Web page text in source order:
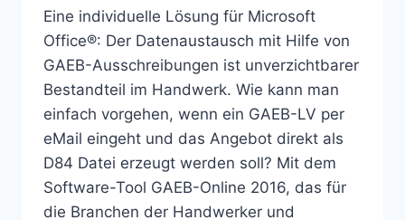
ERSTELLEN!
Eine individuelle Lösung für Microsoft
Office®: Der Datenaustausch mit Hilfe von
GAEB-Ausschreibungen ist unverzichtbarer
Bestandteil im Handwerk. Wie kann man
einfach vorgehen, wenn ein GAEB-LV per
eMail eingeht und das Angebot direkt als
D84 Datei erzeugt werden soll? Mit dem
Software-Tool GAEB-Online 2016, das für
die Branchen der Handwerker und